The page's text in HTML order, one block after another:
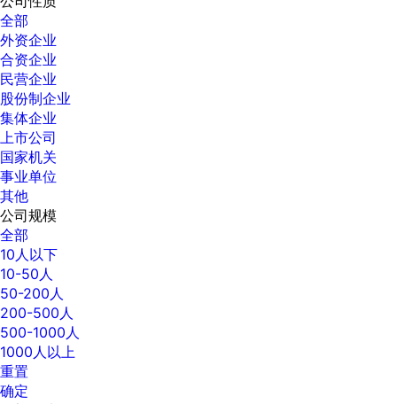
全部
外资企业
合资企业
民营企业
股份制企业
集体企业
上市公司
国家机关
事业单位
其他
公司规模
全部
10人以下
10-50人
50-200人
200-500人
500-1000人
1000人以上
重置
确定